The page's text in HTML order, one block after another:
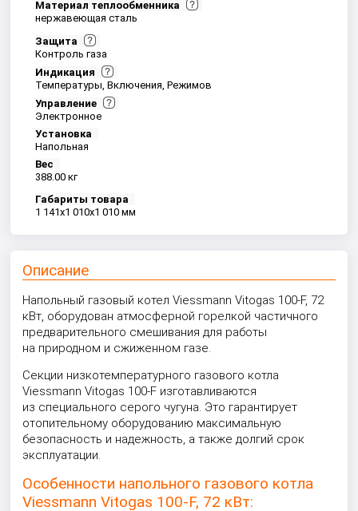
Материал теплообменника
нержавеющая сталь
Защита
Контроль газа
Индикация
Температуры, Включения, Режимов
Управление
Электронное
Установка
Напольная
Вес
388.00 кг
Габариты товара
1 141x1 010x1 010 мм
Описание
Напольный газовый котел Viessmann Vitogas 100-F, 72
кВт, оборудован атмосферной горелкой частичного
предварительного смешивания для работы
на природном и сжиженном газе.
Секции низкотемпературного газового котла
Viessmann Vitogas 100-F изготавливаются
из специального серого чугуна. Это гарантирует
отопительному оборудованию максимальную
безопасность и надежность, а также долгий срок
эксплуатации.
Особенности напольного газового котла
Viessmann Vitogas 100-F, 72 кВт: